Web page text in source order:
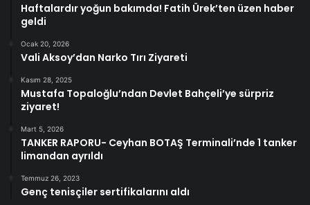
Haftalardır yoğun bakımda! Fatih Ürek’ten üzen haber
geldi
Ocak 20, 2026
Vali Aksoy’dan Narko Tırı Ziyareti
Kasım 28, 2025
Mustafa Topaloğlu’ndan Devlet Bahçeli’ye sürpriz
ziyaret!
Mart 5, 2026
TANKER RAPORU- Ceyhan BOTAŞ Terminali’nde 1 tanker
limandan ayrıldı
Temmuz 26, 2023
Genç tenisçiler sertifikalarını aldı